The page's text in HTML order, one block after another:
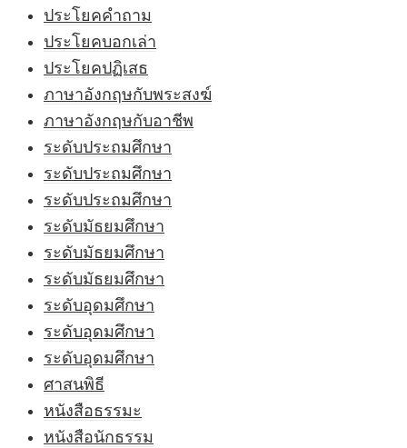
ประโยคคำถาม
ประโยคบอกเล่า
ประโยคปฏิเสธ
ภาษาอังกฤษกับพระสงฆ์
ภาษาอังกฤษกับอาชีพ
ระดับประถมศึกษา
ระดับประถมศึกษา
ระดับประถมศึกษา
ระดับมัธยมศึกษา
ระดับมัธยมศึกษา
ระดับมัธยมศึกษา
ระดับอุดมศึกษา
ระดับอุดมศึกษา
ระดับอุดมศึกษา
ศาสนพิธี
หนังสือธรรมะ
หนังสือนักธรรม